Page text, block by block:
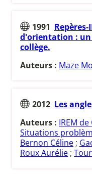
1991 Repères-
d'orientation :
collège.
Auteurs : Maze
2012 Les
Auteurs : IREM
Situations
Bernon Céline ;
Roux Aurélie ;